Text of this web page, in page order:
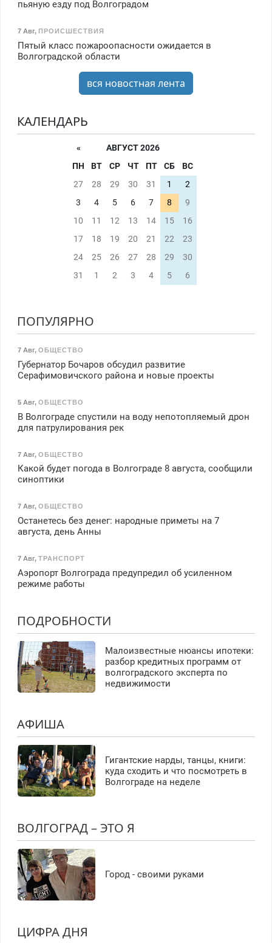
пьяную езду под Волгоградом
7 Авг, ПРОИСШЕСТВИЯ
Пятый класс пожароопасности ожидается в
Волгоградской области
вся новостная лента
КАЛЕНДАРЬ
«
АВГУСТ 2026
ПН
ВТ СР ЧТ ПТ СБ
ВС
27
28 29 30 31 1
2
3
4 5 6 7 8
9
10
11 12 13 14 15
16
17
18 19 20 21 22
23
24
25 26 27 28 29
30
31
1 2 3 4 5 6
ПОПУЛЯРНО
7 Авг, ОБЩЕСТВО
Губернатор Бочаров обсудил развитие
Серафимовичского района и новые проекты
5 Авг, ОБЩЕСТВО
В Волгограде спустили на воду непотопляемый дрон
для патрулирования рек
7 Авг, ОБЩЕСТВО
Какой будет погода в Волгограде 8 августа, сообщили
синоптики
7 Авг, ОБЩЕСТВО
Останетесь без денег: народные приметы на 7
августа, день Анны
7 Авг, ТРАНСПОРТ
Аэропорт Волгограда предупредил об усиленном
режиме работы
ПОДРОБНОСТИ
Малоизвестные нюансы ипотеки:
разбор кредитных программ от
волгоградского эксперта по
недвижимости
АФИША
Гигантские нарды, танцы, книги:
куда сходить и что посмотреть в
Волгограде на неделе
ВОЛГОГРАД – ЭТО Я
Город - своими руками
ЦИФРА ДНЯ